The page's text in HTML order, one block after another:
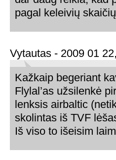
pagal keleivių
Vytautas - 2009 01
Kažkaip begeriant
Flylal’as užsilenkė
lenksis airbaltic
skolintas iš TVF
Iš viso to išeisim